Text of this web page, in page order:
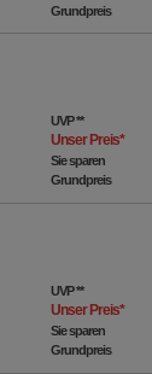
Grundpreis
UVP**
Unser Preis*
Sie sparen
Grundpreis
UVP**
Unser Preis*
Sie sparen
Grundpreis